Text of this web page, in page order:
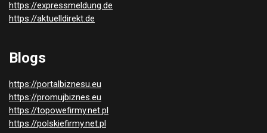
https://expressmeldung.de
https://aktuelldirekt.de
Blogs
https://portalbiznesu.eu
https://promujbiznes.eu
https://topowefirmy.net.pl
https://polskiefirmy.net.pl